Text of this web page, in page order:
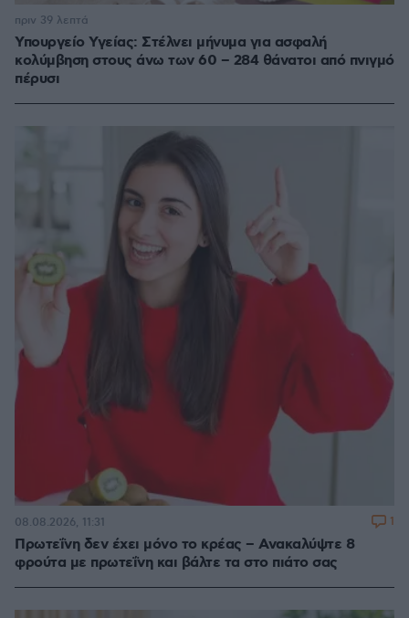
Υπουργείο Υγείας: Στέλνει μήνυμα για ασφαλή
κολύμβηση στους άνω των 60 – 284 θάνατοι από πνιγμό
πέρυσι
πριν 39 λεπτά
Πρωτεΐνη δεν έχει μόνο το κρέας – Ανακαλύψτε 8
φρούτα με πρωτεΐνη και βάλτε τα στο πιάτο σας
08.08.2026, 11:31 1